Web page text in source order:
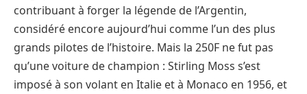
contribuant à forger la légende de l’Argentin,
considéré encore aujourd’hui comme l’un des plus
grands pilotes de l’histoire. Mais la 250F ne fut pas
qu’une voiture de champion : Stirling Moss s’est
imposé à son volant en Italie et à Monaco en 1956, et